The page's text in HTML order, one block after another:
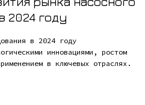
2024 году
в 2024 году
инновациями, ростом
в ключевых отраслях.